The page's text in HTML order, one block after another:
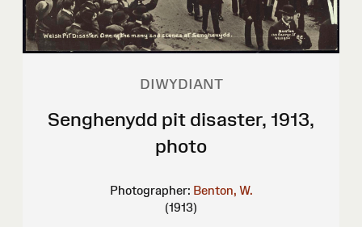
DIWYDIANT
Senghenydd pit disaster, 1913,
photo
Photographer: Benton, W.
(1913)